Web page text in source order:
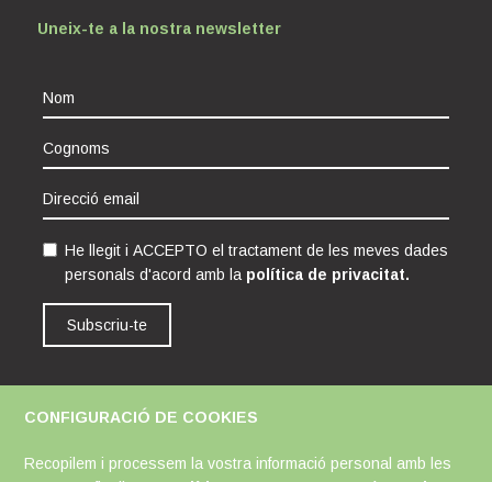
Uneix-te a la nostra newsletter
He llegit i ACCEPTO el tractament de les meves dades
personals d'acord amb la política de privacitat.
Subscriu-te
CONFIGURACIÓ DE COOKIES
Recopilem i processem la vostra informació personal amb les